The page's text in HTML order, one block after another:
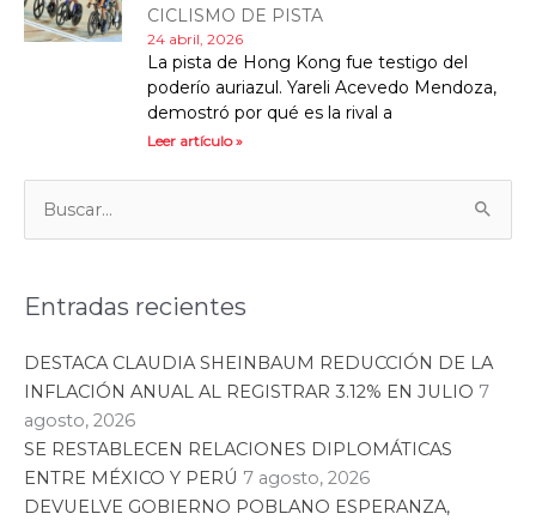
CICLISMO DE PISTA
24 abril, 2026
La pista de Hong Kong fue testigo del
poderío auriazul. Yareli Acevedo Mendoza,
demostró por qué es la rival a
Leer artículo »
Buscar:
Entradas recientes
DESTACA CLAUDIA SHEINBAUM REDUCCIÓN DE LA
INFLACIÓN ANUAL AL REGISTRAR 3.12% EN JULIO 7
agosto, 2026
SE RESTABLECEN RELACIONES DIPLOMÁTICAS
ENTRE MÉXICO Y PERÚ 7 agosto, 2026
DEVUELVE GOBIERNO POBLANO ESPERANZA,